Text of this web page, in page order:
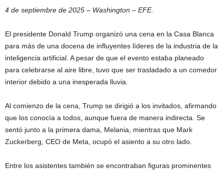
4 de septiembre de 2025 – Washington – EFE.
El presidente Donald Trump organizó una cena en la Casa Blanca
para más de una docena de influyentes líderes de la industria de la
inteligencia artificial. A pesar de que el evento estaba planeado
para celebrarse al aire libre, tuvo que ser trasladado a un comedor
interior debido a una inesperada lluvia.
Al comienzo de la cena, Trump se dirigió a los invitados, afirmando
que los conocía a todos, aunque fuera de manera indirecta. Se
sentó junto a la primera dama, Melania, mientras que Mark
Zuckerberg, CEO de Meta, ocupó el asiento a su otro lado.
Entre los asistentes también se encontraban figuras prominentes